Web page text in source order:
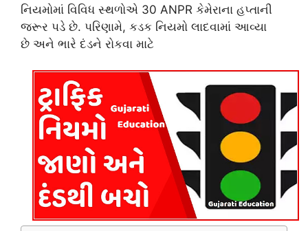
નિયમોમાં વિવિધ સ્થળોએ 30 ANPR કેમેરાના હપ્તાની
જરૂર પડે છે. પરિણામે, કડક નિયમો લાદવામાં આવ્યા
છે અને ભારે દંડને રોકવા માટે